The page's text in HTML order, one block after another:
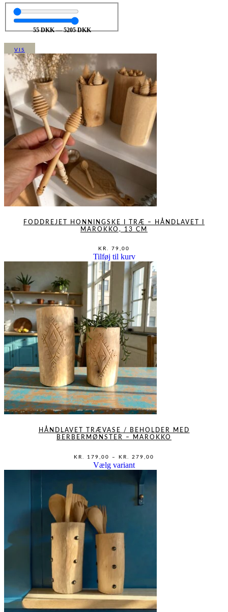
55DKK—5205DKK
VIS
FODDREJET HONNINGSKE I TRÆ – HÅNDLAVET I
MAROKKO, 13 CM
KR. 79,00
Tilføj til kurv
HÅNDLAVET TRÆVASE / BEHOLDER MED
BERBERMØNSTER – MAROKKO
KR. 179,00 – KR. 279,00
Vælg variantDette
har
varianter.